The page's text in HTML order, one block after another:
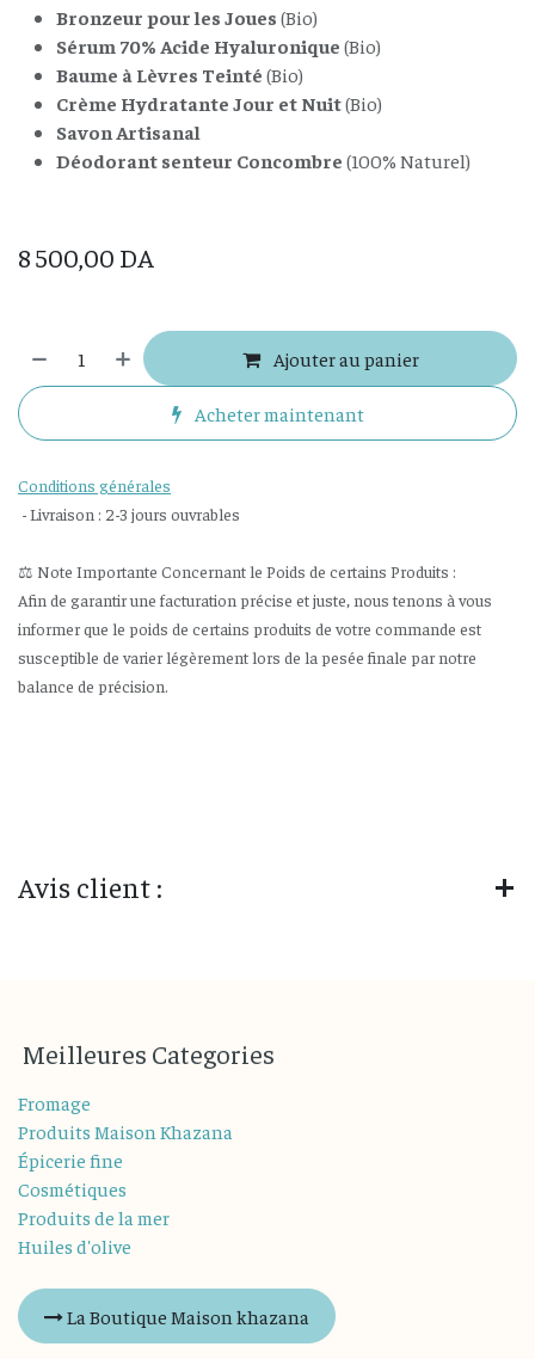
Bronzeur pour les Joues (Bio)
Sérum 70% Acide Hyaluronique (Bio)
Baume à Lèvres Teinté (Bio)
Crème Hydratante Jour et Nuit(Bio)
Savon Artisanal
Déodorant senteur Concombre (100% Naturel)
8 500,00 DA
Ajouter au panier
Acheter maintenant
Conditions générales
- Livraison : 2-3 jours ouvrables
⚖️ Note Importante Concernant le Poids de certains Produits :
Afin de garantir une facturation précise et juste, nous tenons à vous
informer que le poids de certains produits de votre commande est
susceptible de varier légèrement lors de la pesée finale par notre
balance de précision.
Avis client :
Meilleures Categories
Fromage
Produits Maison Khazana
Épicerie fine
Cosmétiques
Produits de la mer
Huiles d'olive
La Boutique Maison khazana